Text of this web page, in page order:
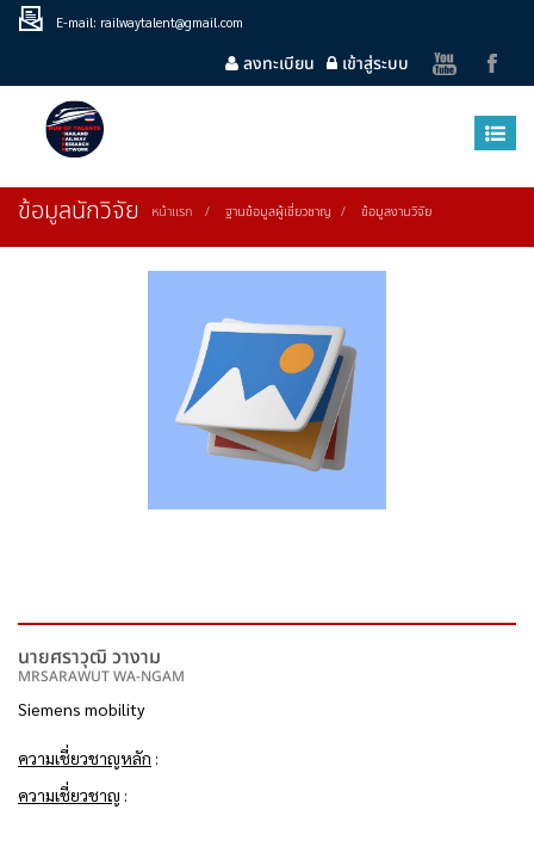
E-mail: railwaytalent@gmail.com
เข้าสู่ระบบ
ลงทะเบียน
ข้อมูลนักวิจัย หน้าแรก ฐานข้อมูลผู้เชี่ยวชาญ ข้อมูลงานวิจัย
นายศราวุฒิ วางาม
MRSARAWUT WA-NGAM
Siemens mobility
ความเชี่ยวชาญหลัก :
ความเชี่ยวชาญ :